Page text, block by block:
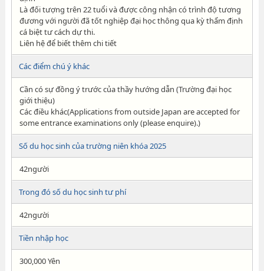
Là đối tượng trên 22 tuổi và được công nhận có trình độ tương
đương với người đã tốt nghiệp đại học thông qua kỳ thẩm định
cá biệt tư cách dự thi.
Liên hệ để biết thêm chi tiết
Các điểm chú ý khác
Cần có sự đồng ý trước của thầy hướng dẫn (Trường đại học
giới thiệu)
Các điều khác(Applications from outside Japan are accepted for
some entrance examinations only (please enquire).)
Số du học sinh của trường niên khóa 2025
42người
Trong đó số du học sinh tư phí
42người
Tiền nhập học
300,000 Yên